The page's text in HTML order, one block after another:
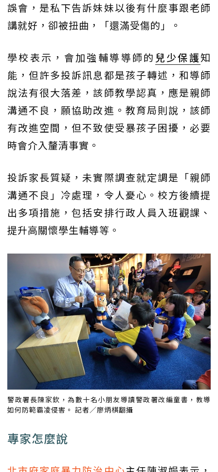
誤會，是私下告訴妹妹以後有什麼事跟老師
講就好，卻被扭曲，「還滿受傷的」。
學校表示，會加強輔導導師的 兒少保護知
能，但許多投訴訊息都是孩子轉述，和導師
說法有很大落差，該師教學認真，應是親師
溝通不良，願協助改進。教育局則說，該師
有改進空間，但不致使受暴孩子困擾，必要
時會介入釐清事實。
投訴家長質疑，未實際調查就定調是「親師
溝通不良」冷處理，令人憂心。校方後續提
出多項措施，包括安排行政人員入班觀課、
提升高關懷學生輔導等。
警政署長陳家欽，為數十名小朋友導讀警政署改編童書，教導
如何防範霸凌侵害。 記者／廖炳棋翻攝
專家怎麼說